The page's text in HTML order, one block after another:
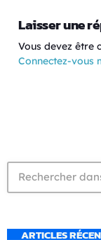
Laisser une
Vous devez être
Connectez-vous
ARTICLES